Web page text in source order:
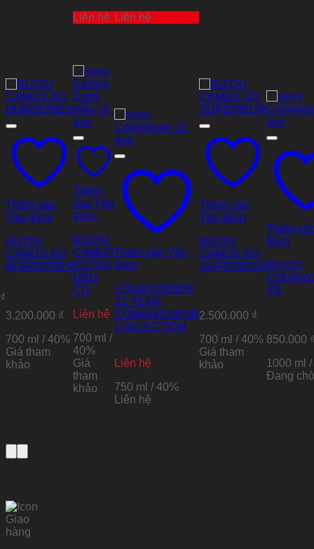
Thêm vào
Yêu thích
RƯỢU
CAMUS XO
BORDERIES
3.200.000 ₫
700 ml / 40%
Giá tham
khảo
Liên hệ
Thêm
vào Yêu
thích
RƯỢU
CAMUS
EXTRA
MẪU
CŨ
Liên hệ
700 ml /
40%
Giá
tham
khảo
Liên hệ
Thêm vào Yêu
thích
COURVOISIER
21 YEAR
CONNOISSEUR
COLLECTION
Liên hệ
750 ml / 40%
Liên hệ
Thêm vào
Yêu thích
RƯỢU
CAMUS XO
SUPERIEUR
2.500.000 ₫
700 ml / 40%
Giá tham
khảo
Thêm
thích
RƯỢU
VS
850.000
1000 ml
Đang
₫